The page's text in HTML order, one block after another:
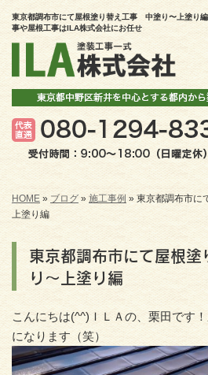
東京都調布市にて屋根塗り替え工事 中塗り〜上塗り
事や屋根工事はILA株式会社にお任せ
HOME » ブログ » 施工事例 » 東京都調布市に
上塗り編
東京都調布市にて屋根
り〜上塗り編
こんにちは(^^)ＩＬＡの、栗田です
になります（笑）